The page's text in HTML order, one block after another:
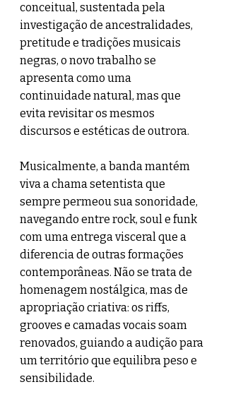
conceitual, sustentada pela
investigação de ancestralidades,
pretitude e tradições musicais
negras, o novo trabalho se
apresenta como uma
continuidade natural, mas que
evita revisitar os mesmos
discursos e estéticas de outrora.
Musicalmente, a banda mantém
viva a chama setentista que
sempre permeou sua sonoridade,
navegando entre rock, soul e funk
com uma entrega visceral que a
diferencia de outras formações
contemporâneas. Não se trata de
homenagem nostálgica, mas de
apropriação criativa: os riffs,
grooves e camadas vocais soam
renovados, guiando a audição para
um território que equilibra peso e
sensibilidade.